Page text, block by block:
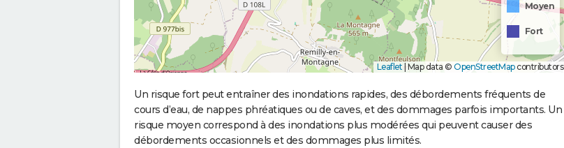
Moyen
Fort
Leaflet Map data © OpenStreetMapcontributors
Un risque fort peut entraîner des inondations rapides, des débordements fréquents de
cours d’eau, de nappes phréatiques ou de caves, et des dommages parfois importants. Un
risque moyen correspond à des inondations plus modérées qui peuvent causer des
débordements occasionnels et des dommages plus limités.